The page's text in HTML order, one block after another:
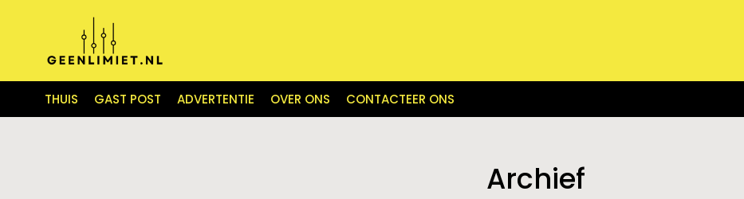
THUIS GAST POST ADVERTENTIE OVER ONS CONTACTEER ONS
Archief